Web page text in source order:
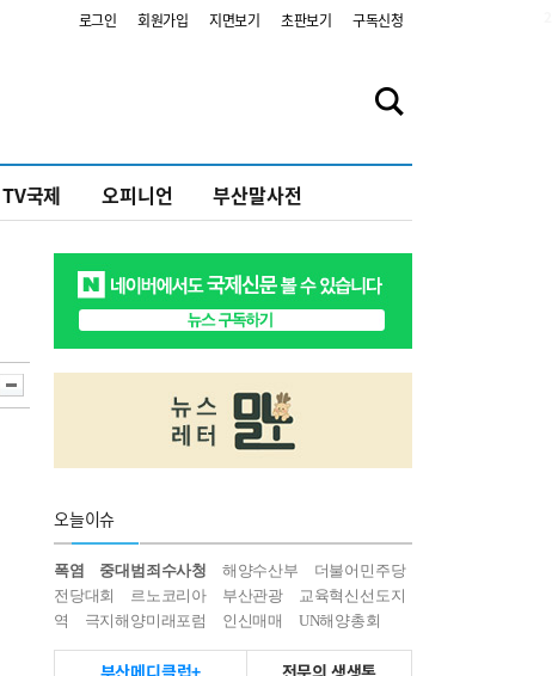
로그인 회원가입 지면보기 초판보기 구독신청
TV국제 오피니언 부산말사전
오늘이슈
폭염 중대범죄수사청 해양수산부
더불어민주당
전당대회
르노코리아 부산관광
교육혁신선도지
역
극지해양미래포럼 인신매매 UN해양총회
부산메디클럽+ 전문의 생생톡